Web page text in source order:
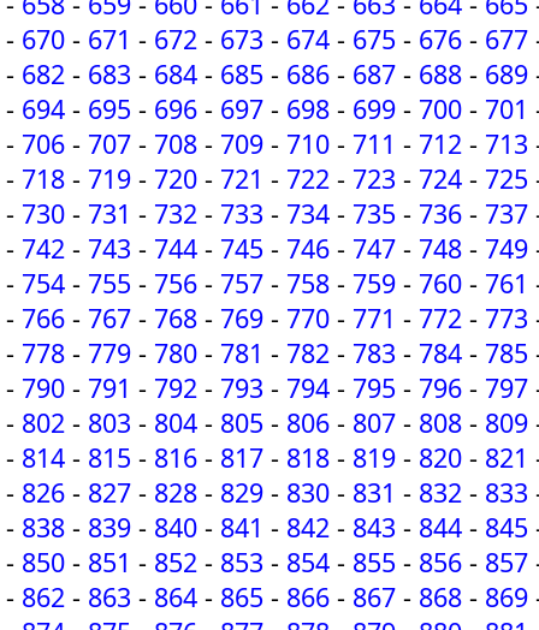
- 670 - 671 - 672 - 673 - 674 - 675 - 676 - 677
- 682 - 683 - 684 - 685 - 686 - 687 - 688 - 689
- 694 - 695 - 696 - 697 - 698 - 699 - 700 - 701
- 706 - 707 - 708 - 709 - 710 - 711 - 712 - 713
- 718 - 719 - 720 - 721 - 722 - 723 - 724 - 725
- 730 - 731 - 732 - 733 - 734 - 735 - 736 - 737
- 742 - 743 - 744 - 745 - 746 - 747 - 748 - 749
- 754 - 755 - 756 - 757 - 758 - 759 - 760 - 761
- 766 - 767 - 768 - 769 - 770 - 771 - 772 - 773
- 778 - 779 - 780 - 781 - 782 - 783 - 784 - 785
- 790 - 791 - 792 - 793 - 794 - 795 - 796 - 797
- 802 - 803 - 804 - 805 - 806 - 807 - 808 - 809
- 814 - 815 - 816 - 817 - 818 - 819 - 820 - 821
- 826 - 827 - 828 - 829 - 830 - 831 - 832 - 833
- 838 - 839 - 840 - 841 - 842 - 843 - 844 - 845
- 850 - 851 - 852 - 853 - 854 - 855 - 856 - 857
- 862 - 863 - 864 - 865 - 866 - 867 - 868 - 869